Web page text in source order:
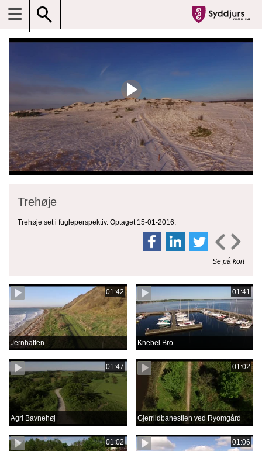
☰
Trehøje
Trehøje set i fugleperspektiv. Optaget 15-01-2016.
Se på kort
01:42
Jernhatten
01:41
Knebel Bro
01:47
Agri Bavnehøj
01:02
Gjerrildbanestien ved Ryomgård
01:02 01:06